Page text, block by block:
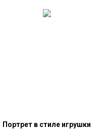
Портрет в стиле игрушки